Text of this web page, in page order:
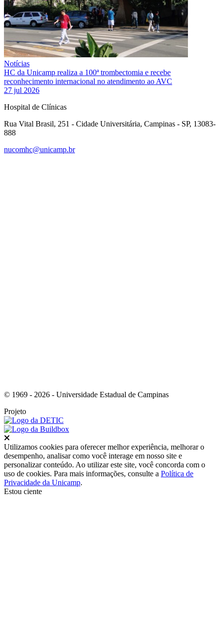
Notícias
HC da Unicamp realiza a 100ª trombectomia e recebe
reconhecimento internacional no atendimento ao AVC
27 jul 2026
Hospital de Clínicas
Rua Vital Brasil, 251 - Cidade Universitária, Campinas - SP, 13083-
888
nucomhc@unicamp.br
© 1969 - 2026 - Universidade Estadual de Campinas
Projeto
Utilizamos cookies para oferecer melhor experiência, melhorar o
desempenho, analisar como você interage em nosso site e
personalizar conteúdo. Ao utilizar este site, você concorda com o
uso de cookies. Para mais informações, consulte a Política de
Privacidade da Unicamp.
Estou ciente